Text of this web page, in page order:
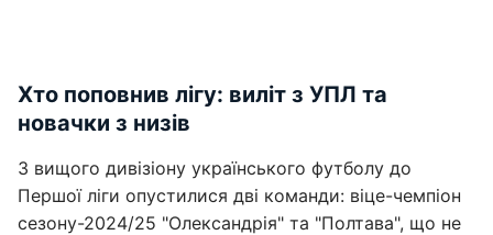
Хто поповнив лігу: виліт з УПЛ та
новачки з низів
З вищого дивізіону українського футболу до
Першої ліги опустилися дві команди: віце-чемпіон
сезону-2024/25 "Олександрія" та "Полтава", що не